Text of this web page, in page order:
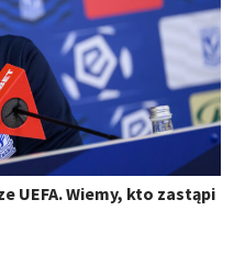
UEFA. Wiemy, kto zastąpi